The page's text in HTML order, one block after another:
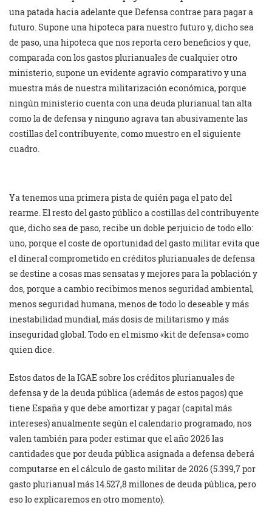
una patada hacia adelante que Defensa contrae para pagar a
futuro. Supone una hipoteca para nuestro futuro y, dicho sea
de paso, una hipoteca que nos reporta cero beneficios y que,
comparada con los gastos plurianuales de cualquier otro
ministerio, supone un evidente agravio comparativo y una
muestra más de nuestra militarización económica, porque
ningún ministerio cuenta con una deuda plurianual tan alta
como la de defensa y ninguno agrava tan abusivamente las
costillas del contribuyente, como muestro en el siguiente
cuadro.
Ya tenemos una primera pista de quién paga el pato del
rearme. El resto del gasto público a costillas del contribuyente
que, dicho sea de paso, recibe un doble perjuicio de todo ello:
uno, porque el coste de oportunidad del gasto militar evita que
el dineral comprometido en créditos plurianuales de defensa
se destine a cosas mas sensatas y mejores para la población y
dos, porque a cambio recibimos menos seguridad ambiental,
menos seguridad humana, menos de todo lo deseable y más
inestabilidad mundial, más dosis de militarismo y más
inseguridad global. Todo en el mismo «kit de defensa» como
quien dice.
Estos datos de la IGAE sobre los créditos plurianuales de
defensa y de la deuda pública (además de estos pagos) que
tiene España y que debe amortizar y pagar (capital más
intereses) anualmente según el calendario programado, nos
valen también para poder estimar que el año 2026 las
cantidades que por deuda pública asignada a defensa deberá
computarse en el cálculo de gasto militar de 2026 (5.399,7 por
gasto plurianual más 14.527,8 millones de deuda pública, pero
eso lo explicaremos en otro momento).